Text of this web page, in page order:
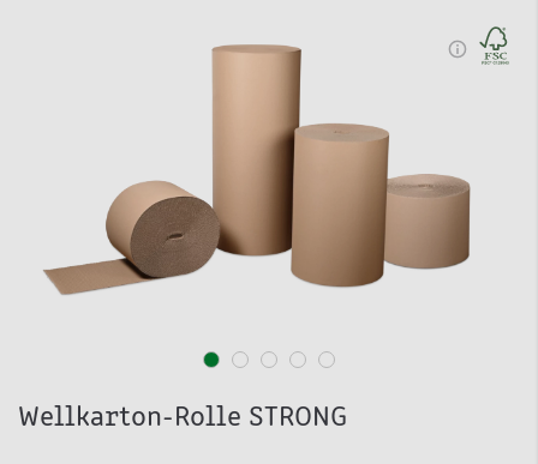
Wellkarton-Rolle STRONG